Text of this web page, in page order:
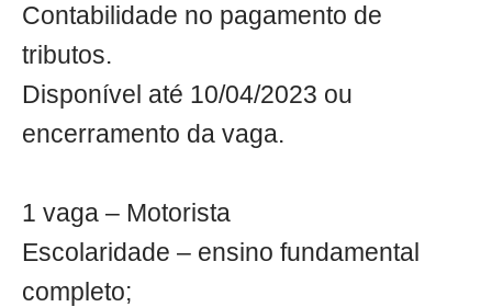
Contabilidade no pagamento de
tributos.
Disponível até 10/04/2023 ou
encerramento da vaga.
1 vaga – Motorista
Escolaridade – ensino fundamental
completo;